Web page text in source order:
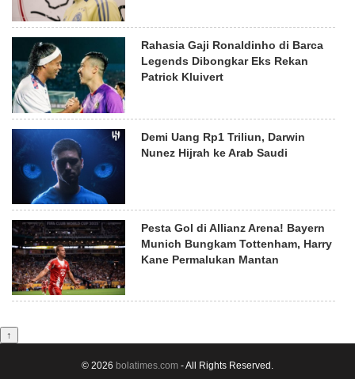
Rahasia Gaji Ronaldinho di Barca
Legends Dibongkar Eks Rekan
Patrick Kluivert
Demi Uang Rp1 Triliun, Darwin
Nunez Hijrah ke Arab Saudi
Pesta Gol di Allianz Arena! Bayern
Munich Bungkam Tottenham, Harry
Kane Permalukan Mantan
↑
© 2026 bolatimes.com - All Rights Reserved.